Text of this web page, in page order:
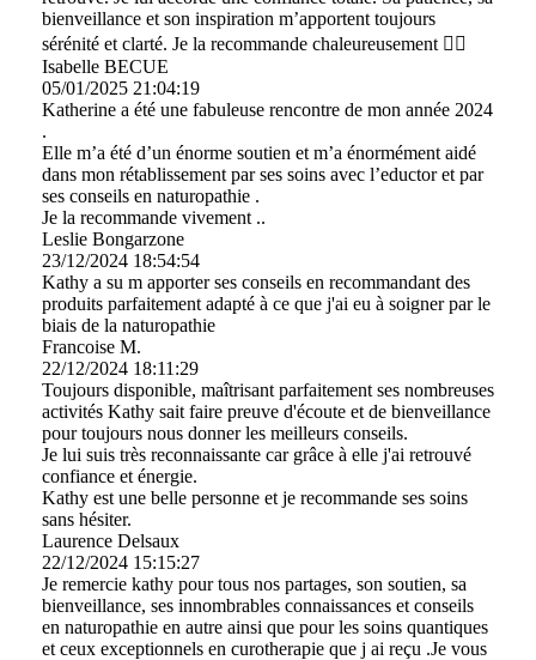
bienveillance et son inspiration m’apportent toujours
sérénité et clarté. Je la recommande chaleureusement ❤️‍🔥
Isabelle BECUE
05/01/2025 21:04:19
Katherine a été une fabuleuse rencontre de mon année 2024
.
Elle m’a été d’un énorme soutien et m’a énormément aidé
dans mon rétablissement par ses soins avec l’eductor et par
ses conseils en naturopathie .
Je la recommande vivement ..
Leslie Bongarzone
23/12/2024 18:54:54
Kathy a su m apporter ses conseils en recommandant des
produits parfaitement adapté à ce que j'ai eu à soigner par le
biais de la naturopathie
Francoise M.
22/12/2024 18:11:29
Toujours disponible, maîtrisant parfaitement ses nombreuses
activités Kathy sait faire preuve d'écoute et de bienveillance
pour toujours nous donner les meilleurs conseils.
Je lui suis très reconnaissante car grâce à elle j'ai retrouvé
confiance et énergie.
Kathy est une belle personne et je recommande ses soins
sans hésiter.
Laurence Delsaux
22/12/2024 15:15:27
Je remercie kathy pour tous nos partages, son soutien, sa
bienveillance, ses innombrables connaissances et conseils
en naturopathie en autre ainsi que pour les soins quantiques
et ceux exceptionnels en curotherapie que j ai reçu .Je vous